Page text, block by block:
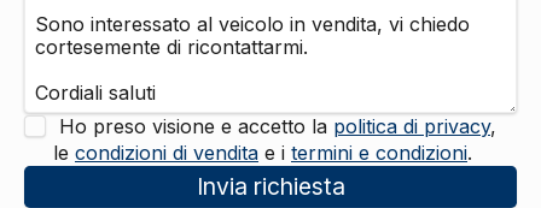
Ho preso visione e accetto la politica di privacy,
le condizioni di vendita e i termini e condizioni.
Invia richiesta